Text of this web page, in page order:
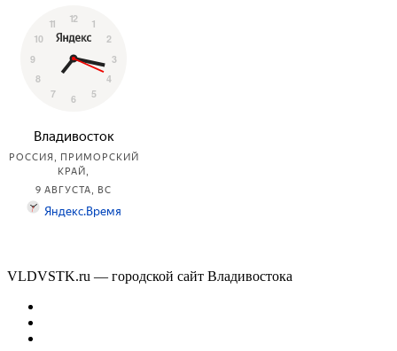
VLDVSTK.ru — городской сайт Владивостока